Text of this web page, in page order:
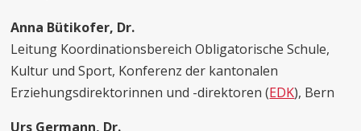
Anna Bütikofer, Dr.
Leitung Koordinationsbereich Obligatorische Schule,
Kultur und Sport, Konferenz der kantonalen
Erziehungsdirektorinnen und -direktoren (EDK), Bern
Urs Germann, Dr.